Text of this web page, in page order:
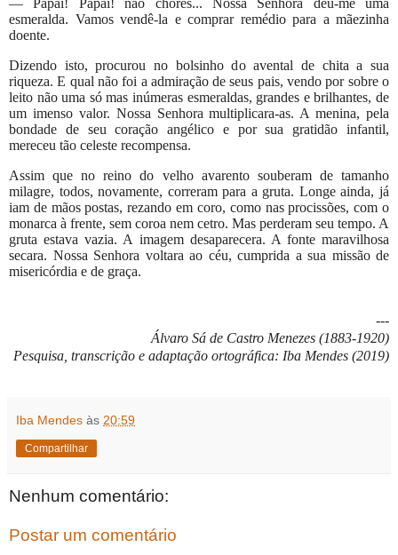
— Papai! Papai! não chores... Nossa Senhora deu-me uma
esmeralda. Vamos vendê-la e comprar remédio para a mãezinha
doente.
Dizendo isto, procurou no bolsinho do avental de chita a sua
riqueza. E qual não foi a admiração de seus pais, vendo por sobre o
leito não uma só mas inúmeras esmeraldas, grandes e brilhantes, de
um imenso valor. Nossa Senhora multiplicara-as. A menina, pela
bondade de seu coração angélico e por sua gratidão infantil,
mereceu tão celeste recompensa.
Assim que no reino do velho avarento souberam de tamanho
milagre, todos, novamente, correram para a gruta. Longe ainda, já
iam de mãos postas, rezando em coro, como nas procissões, com o
monarca à frente, sem coroa nem cetro. Mas perderam seu tempo. A
gruta estava vazia. A imagem desaparecera. A fonte maravilhosa
secara. Nossa Senhora voltara ao céu, cumprida a sua missão de
misericórdia e de graça.
---
Álvaro Sá de Castro Menezes (1883-1920)
Pesquisa, transcrição e adaptação ortográfica: Iba Mendes (2019)
Iba Mendes às 20:59
Compartilhar
Nenhum comentário:
Postar um comentário